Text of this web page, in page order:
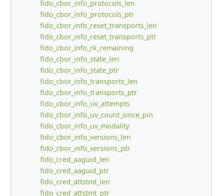
fido_cbor_info_protocols_len
fido_cbor_info_protocols_ptr
fido_cbor_info_reset_transports_len
fido_cbor_info_reset_transports_ptr
fido_cbor_info_rk_remaining
fido_cbor_info_state_len
fido_cbor_info_state_ptr
fido_cbor_info_transports_len
fido_cbor_info_transports_ptr
fido_cbor_info_uv_attempts
fido_cbor_info_uv_count_since_pin
fido_cbor_info_uv_modality
fido_cbor_info_versions_len
fido_cbor_info_versions_ptr
fido_cred_aaguid_len
fido_cred_aaguid_ptr
fido_cred_attstmt_len
fido_cred_attstmt_ptr